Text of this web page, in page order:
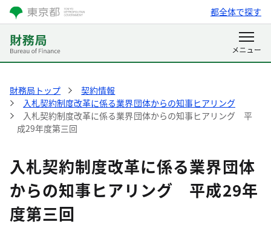
都全体で探す
財務局トップ
契約情報
入札契約制度改革に係る業界団体からの知事ヒアリング
入札契約制度改革に係る業界団体からの知事ヒアリング 平
成29年度第三回
入札契約制度改革に係る業界団体
からの知事ヒアリング 平成29年
度第三回